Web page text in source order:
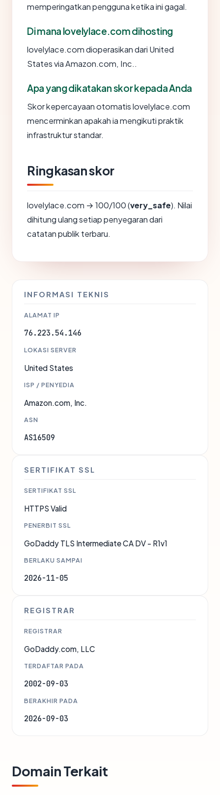
memperingatkan pengguna ketika ini gagal.
Di mana lovelylace.com dihosting
lovelylace.com dioperasikan dari United
States via Amazon.com, Inc..
Apa yang dikatakan skor kepada Anda
Skor kepercayaan otomatis lovelylace.com
mencerminkan apakah ia mengikuti praktik
infrastruktur standar.
Ringkasan skor
lovelylace.com → 100/100 (very_safe). Nilai
dihitung ulang setiap penyegaran dari
catatan publik terbaru.
INFORMASI TEKNIS
ALAMAT IP
76.223.54.146
LOKASI SERVER
United States
ISP / PENYEDIA
Amazon.com, Inc.
ASN
AS16509
SERTIFIKAT SSL
SERTIFIKAT SSL
HTTPS Valid
PENERBIT SSL
GoDaddy TLS Intermediate CA DV - R1v1
BERLAKU SAMPAI
2026-11-05
REGISTRAR
REGISTRAR
GoDaddy.com, LLC
TERDAFTAR PADA
2002-09-03
BERAKHIR PADA
2026-09-03
Domain Terkait